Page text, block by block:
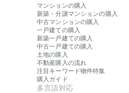
マンションの購入
新築・分譲マンションの購入
中古マンションの購入
一戸建ての購入
新築一戸建ての購入
中古一戸建ての購入
土地の購入
不動産購入の流れ
注目キーワード物件特集
購入ガイド
多言語対応